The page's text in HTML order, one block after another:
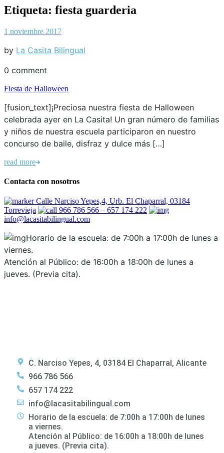
Etiqueta: fiesta guarderia
1 noviembre 2017
by La Casita Bilingual
0 comment
Fiesta de Halloween
[fusion_text]¡Preciosa nuestra fiesta de Halloween
celebrada ayer en La Casita! Un gran número de familias
y niños de nuestra escuela participaron en nuestro
concurso de baile, disfraz y dulce más […]
read more
Contacta con nosotros
Calle Narciso Yepes,4, Urb. El Chaparral, 03184
Torrevieja
966 786 566 – 657 174 222
info@lacasitabilingual.com
Horario de la escuela: de 7:00h a 17:00h de lunes a
viernes.
Atención al Público: de 16:00h a 18:00h de lunes a
jueves. (Previa cita).
C. Narciso Yepes, 4, 03184 El Chaparral, Alicante
966 786 566
657 174 222
info@lacasitabilingual.com
Horario de la escuela: de 7:00h a 17:00h de lunes
a viernes.
Atención al Público: de 16:00h a 18:00h de lunes
a jueves. (Previa cita).